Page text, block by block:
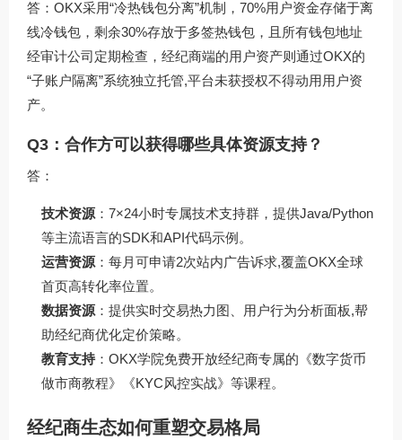
答：OKX采用“冷热钱包分离”机制，70%用户资金存储于离
线冷钱包，剩余30%存放于多签热钱包，且所有钱包地址
经审计公司定期检查，经纪商端的用户资产则通过OKX的
“子账户隔离”系统独立托管,平台未获授权不得动用用户资
产。
Q3：合作方可以获得哪些具体资源支持？
答：
技术资源 ：7×24小时专属技术支持群，提供Java/Python
等主流语言的SDK和API代码示例。
运营资源 ：每月可申请2次站内广告诉求,覆盖OKX全球
首页高转化率位置。
数据资源 ：提供实时交易热力图、用户行为分析面板,帮
助经纪商优化定价策略。
教育支持：OKX学院免费开放经纪商专属的《数字货币
做市商教程》《KYC风控实战》等课程。
经纪商生态如何重塑交易格局